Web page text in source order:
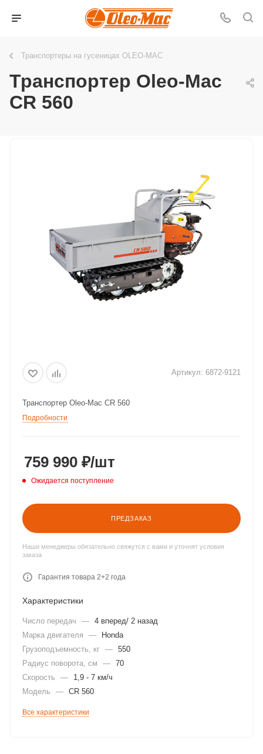
Транспортеры на гусеницах OLEO-MAC
Транспортер Oleo-Mac
CR 560
Артикул: 6872-9121
Транспортер Oleo-Mac CR 560
Подробности
759 990 ₽/шт
Ожидается поступление
ПРЕДЗАКАЗ
Наши менеджеры обязательно свяжутся с вами и уточнят условия
заказа
Гарантия товара 2+2 года
Характеристики
Число передач — 4 вперед/ 2 назад
Марка двигателя
—
Honda
Грузоподъемность, кг — 550
Радиус поворота, см
— 70
Скорость
—
1,9 - 7 км/ч
Модель
— CR 560
Все характеристики